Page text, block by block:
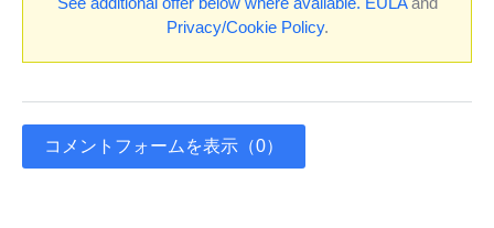
Privacy/Cookie Policy.
コメントフォームを表示（0）